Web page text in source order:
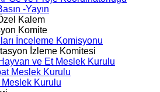
-Yayın
Kalem
Komite
İnceleme Komisyonu
İzleme Komitesi
ve Et Meslek Kurulu
Meslek Kurulu
Meslek Kurulu